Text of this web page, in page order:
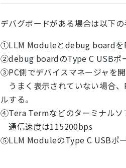
デバグボードがある場合は以下の
①LLM Moduleとdebug boardを
②debug boardのType C USBポ
③PC側でデバイスマネージャを
うまく表示されていない場合
ルする。
④Tera Termなどのターミナルソ
通信速度は115200bps
⑤LLM ModuleのType C USBポ